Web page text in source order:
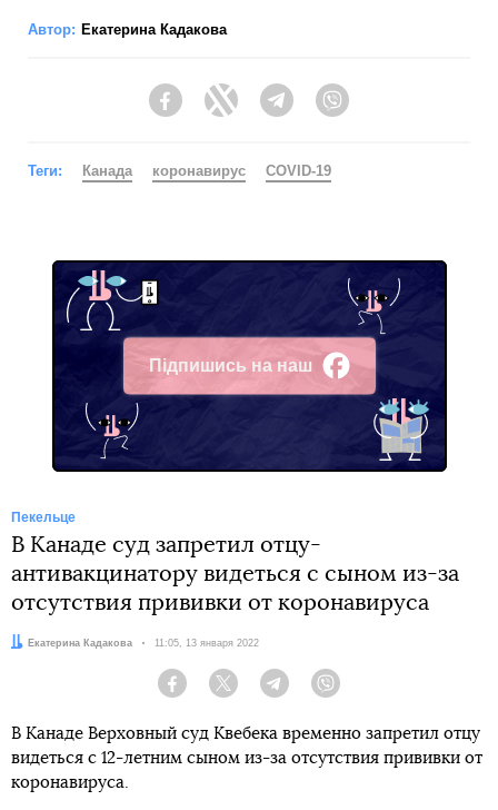
Автор: Екатерина Кадакова
FacebookTwitter Telegram
Теги: Канада коронавирус COVID-19
Підпишись на наш
Facebook
Пекельце
В Канаде суд запретил отцу-
антивакцинатору видеться с сыном из-за
отсутствия прививки от коронавируса
Автор:Екатерина Кадакова Дата:
11:05, 13 января 2022
Facebook Twitter Telegram
В Канаде Верховный суд Квебека временно запретил отцу
видеться с 12-летним сыном из-за отсутствия прививки от
коронавируса.